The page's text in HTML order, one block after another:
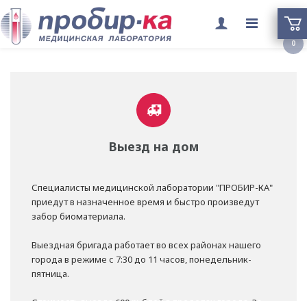
меню
Выезд на дом
Специалисты медицинской лаборатории "ПРОБИР-КА"
приедут в назначенное время и быстро произведут
забор биоматериала.
Выездная бригада работает во всех районах нашего
города в режиме с 7:30 до 11 часов, понедельник-
пятница.
0